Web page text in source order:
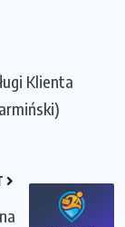
Klienta